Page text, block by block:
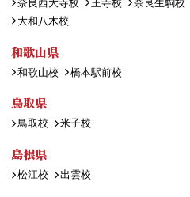
奈良西大寺校 王寺校 奈良生駒校
大和八木校
和歌山県
和歌山校 橋本駅前校
鳥取県
鳥取校 米子校
島根県
松江校 出雲校